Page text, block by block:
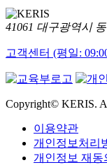
41061 대구광역시
고객센터 (평일:
Copyright© KERIS.
이용약관
개인정보처리
개인정보 재동